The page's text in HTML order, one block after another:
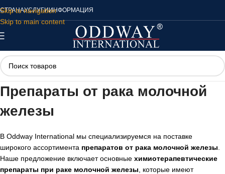
Skip to navigation
Skip to main content
СТРАНАУСЛУГИИНФОРМАЦИЯ
Препараты от рака молочной
железы
В Oddway International мы специализируемся на поставке
широкого ассортимента препаратов от рака молочной железы
Наше предложение включает основные химиотерапевтические
препараты при раке молочной железы , которые имеют